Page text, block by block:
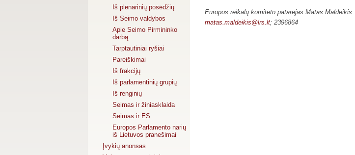
Iš plenarinių posėdžių
Iš Seimo valdybos
Apie Seimo Pirmininko
darbą
Tarptautiniai ryšiai
Pareiškimai
Iš frakcijų
Iš parlamentinių grupių
Iš renginių
Seimas ir žiniasklaida
Seimas ir ES
Europos Parlamento narių
iš Lietuvos pranešimai
Įvykių anonsas
Europos reikalų komiteto patarėjas Matas Maldeikis
matas.maldeikis@lrs.lt; 2396864